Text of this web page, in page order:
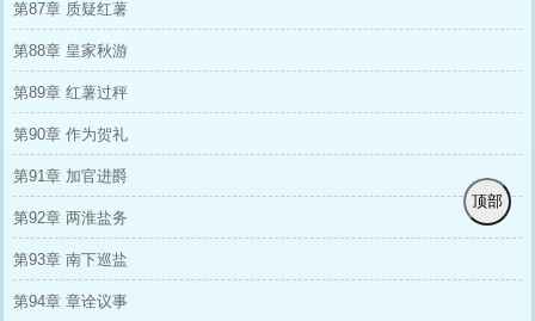
第87章 质疑红薯
第88章 皇家秋游
第89章 红薯过秤
第90章 作为贺礼
第91章 加官进爵
第92章 两淮盐务
第93章 南下巡盐
第94章 章诠议事
顶部